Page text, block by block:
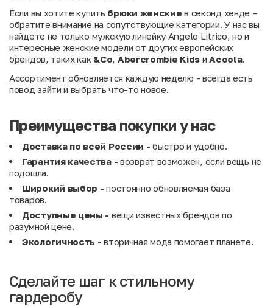
Если вы хотите купить брюки женские в секонд хенде –
обратите внимание на сопутствующие категории. У нас вы
найдете не только мужскую линейку Angelo Litrico, но и
интересные женские модели от других европейских
брендов, таких как &Co Abercrombie Kids и Acoola.
Ассортимент обновляется каждую неделю - всегда есть
повод зайти и выбрать что-то новое.
Преимущества покупки у нас
Доставка по всей России -быстро и удобно.
Гарантия качества - возврат возможен, если вещь не
подошла.
Широкий выбор - постоянно обновляемая база
товаров.
Доступные цены - вещи известных брендов по
разумной цене.
Экологичность - вторичная мода помогает планете.
Сделайте шаг к стильному
гардеробу